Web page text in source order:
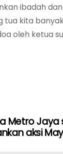
ibadah
tua kita
oleh ketua
Metro Jaya
aksi